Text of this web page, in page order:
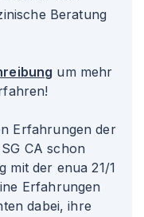
Beratung
um mehr
Erfahrungen der
CA schon
mit der enua 21/1
Erfahrungen
dabei, ihre